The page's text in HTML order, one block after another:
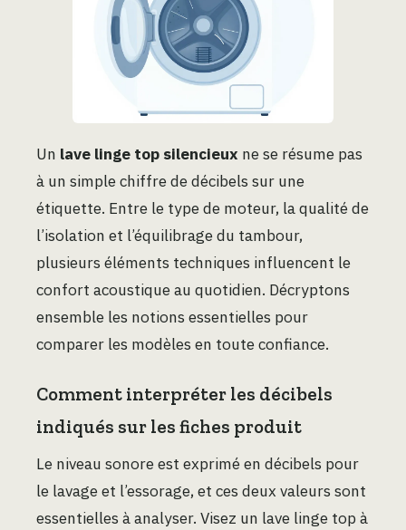
Un lave linge top silencieux ne se résume pas
à un simple chiffre de décibels sur une
étiquette. Entre le type de moteur, la qualité de
l’isolation et l’équilibrage du tambour,
plusieurs éléments techniques influencent le
confort acoustique au quotidien. Décryptons
ensemble les notions essentielles pour
comparer les modèles en toute confiance.
Comment interpréter les décibels
indiqués sur les fiches produit
Le niveau sonore est exprimé en décibels pour
le lavage et l’essorage, et ces deux valeurs sont
essentielles à analyser. Visez un lave linge top à